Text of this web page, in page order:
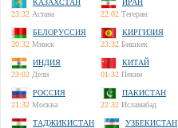
КАЗАХСТАН
23:32 Астана
ИРАН
22:02 Тегеран
БЕЛОРУССИЯ
20:32 Минск
КИРГИЗИЯ
23:32 Бишкек
ИНДИЯ
23:02 Дели
КИТАЙ
01:32 Пекин
РОССИЯ
21:32 Москва
ПАКИСТАН
22:32 Исламабад
ТАДЖИКИСТАН
УЗБЕКИСТАН